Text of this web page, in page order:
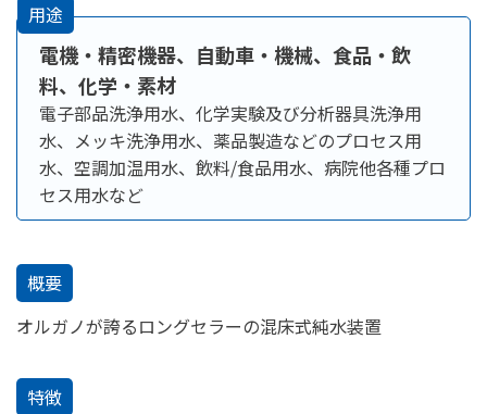
用途
電機・精密機器、自動車・機械、食品・飲
料、化学・素材
電子部品洗浄用水、化学実験及び分析器具洗浄用
水、メッキ洗浄用水、薬品製造などのプロセス用
水、空調加温用水、飲料/食品用水、病院他各種プロ
セス用水など
概要
オルガノが誇るロングセラーの混床式純水装置
特徴